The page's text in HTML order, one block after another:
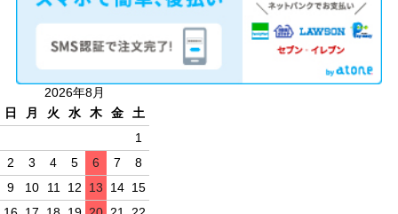
2026年8月
日
月 火 水 木 金
土
1
2
3 4 5 6 7
8
9
10 11 12 13 14 15